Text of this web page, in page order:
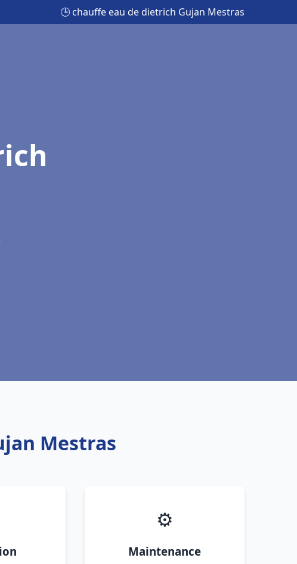
🕒 chauffe eau de dietrich Gujan Mestras
Mestras
⚙️
Maintenance